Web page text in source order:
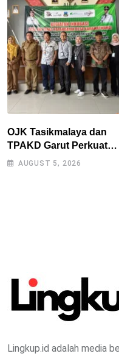
OJK Tasikmalaya dan
TPAKD Garut Perkuat
UMKM melalui Program
AUGUST 5, 2026
Lingkup.id adalah media